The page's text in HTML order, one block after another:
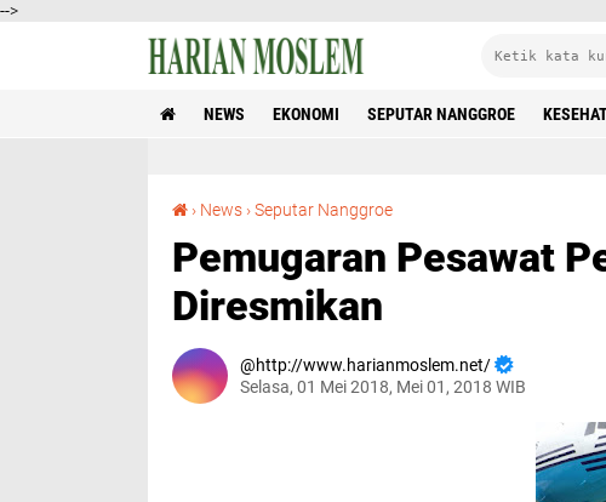
-->
NEWS EKONOMI SEPUTAR NANGGROE
› News ›Seputar Nanggroe
Pemugaran Pesawat
Diresmikan
http://www.harianmoslem.net/
Selasa, 01 Mei 2018, Mei 01, 2018 WIB